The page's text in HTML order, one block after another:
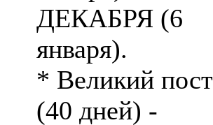
ДЕКАБРЯ (6
января).
* Великий пост
(40 дней) -